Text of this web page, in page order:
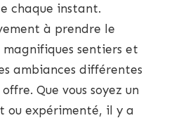
chaque instant.
à prendre le
magnifiques sentiers et
ambiances différentes
Que vous soyez un
ou expérimenté, il y a